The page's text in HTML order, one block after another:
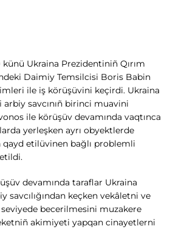
künü Ukraina Prezidentiniñ Qırım
Daimiy Temsilcisi Boris Babin
ile iş körüşüvini keçirdi. Ukraina
arbiy savcınıñ birinci muavini
ile körüşüv devamında vaqtınca
yerleşken ayrı obyektlerde
qayd etilüvinen bağlı problemli
devamında taraflar Ukraina
savcılığından keçken vekâletni ve
becerilmesini muzakere
akimiyeti yapqan cinayetlerni